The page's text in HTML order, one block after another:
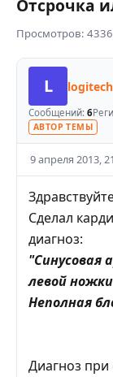
Отсрочка
Просмотров:
L logitech
Сообщений: 6
АВТОР ТЕМЫ
9 апреля 2013,
Сделал
диагноз:
"Синусовая
левой
Неполная
Диагноз при